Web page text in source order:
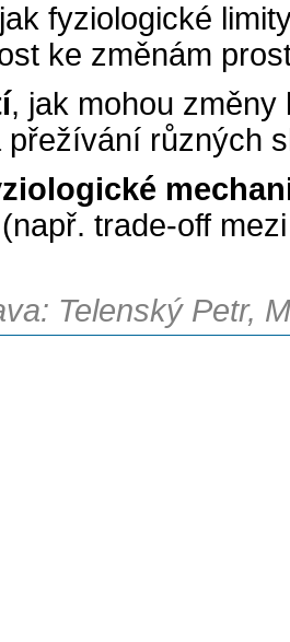
fyziologické
ke změnám
, jak mohou změny
přežívání různých
(např. trade-off
Telenský Petr,